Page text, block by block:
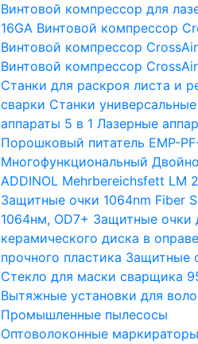
Винтовой компрессор для
16GA Винтовой компрессор
Винтовой компрессор
Винтовой компрессор
Станки для раскроя листа и
сварки Станки универсальные
аппараты 5 в 1 Лазерные
Порошковый питатель EMP-
Многофункциональный
ADDINOL Mehrbereichsfett LM 2
Защитные очки 1064nm Fiber
1064нм, OD7+ Защитные очки
керамического диска в оправе
прочного пластика Защитные
Стекло для маски сварщика
Вытяжные установки для
Промышленные пылесосы
Оптоволоконные маркираторы